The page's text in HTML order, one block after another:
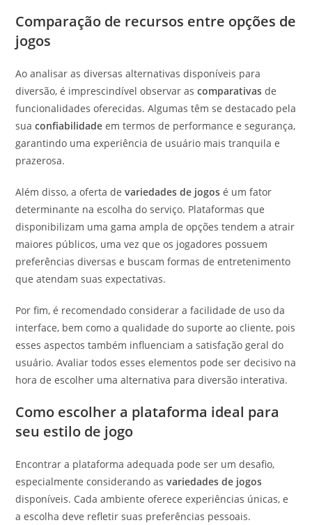
Comparação de recursos entre opções de
jogos
Ao analisar as diversas alternativas disponíveis para
diversão, é imprescindível observar ascomparativas de
funcionalidades oferecidas. Algumas têm se destacado pela
suaconfiabilidade em termos de performance e segurança,
garantindo uma experiência de usuário mais tranquila e
prazerosa.
Além disso, a oferta devariedades de jogos é um fator
determinante na escolha do serviço. Plataformas que
disponibilizam uma gama ampla de opções tendem a atrair
maiores públicos, uma vez que os jogadores possuem
preferências diversas e buscam formas de entretenimento
que atendam suas expectativas.
Por fim, é recomendado considerar a facilidade de uso da
interface, bem como a qualidade do suporte ao cliente, pois
esses aspectos também influenciam a satisfação geral do
usuário. Avaliar todos esses elementos pode ser decisivo na
hora de escolher uma alternativa para diversão interativa.
Como escolher a plataforma ideal para
seu estilo de jogo
Encontrar a plataforma adequada pode ser um desafio,
especialmente considerando asvariedades de jogos
disponíveis. Cada ambiente oferece experiências únicas, e
a escolha deve refletir suas preferências pessoais.